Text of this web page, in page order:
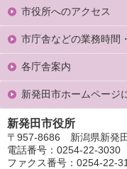
市役所へのアクセス
市庁舎などの業務時間
各庁舎案内
新発田市ホームページ
新発田市役所
〒957-8686 新潟県新発
電話番号：0254-22-3030
ファクス番号：0254-22-